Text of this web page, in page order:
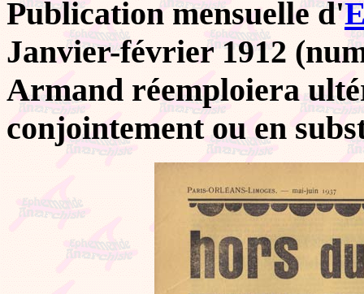
Publication mensuelle d'
Janvier-février 1912
Armand réemploiera
conjointement ou en